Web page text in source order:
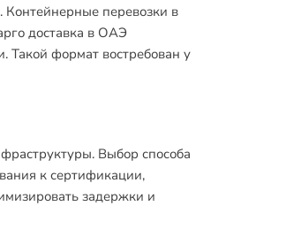
перевозки в
доставка в ОАЭ
Такой формат востребован у
Выбор способа
к сертификации,
задержки и